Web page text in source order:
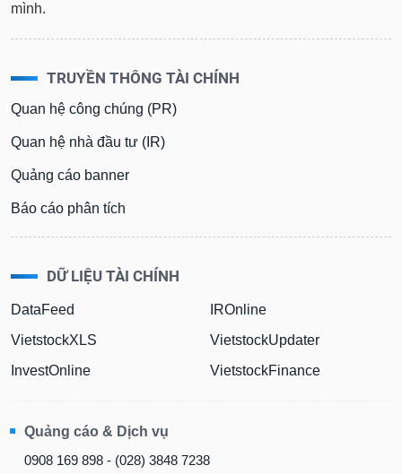
mình.
TRUYỀN THÔNG TÀI CHÍNH
Quan hệ công chúng (PR)
Quan hệ nhà đầu tư (IR)
Quảng cáo banner
Báo cáo phân tích
DỮ LIỆU TÀI CHÍNH
DataFeed
VietstockXLS
InvestOnline
IROnline
VietstockUpdater
VietstockFinance
Quảng cáo & Dịch vụ
0908 169 898 - (028) 3848 7238